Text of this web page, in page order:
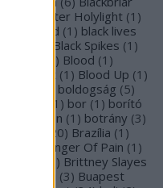
Blackwater Holylight (1 )
Black Gold (1 ) black lives
Black Spikes (1 )
) Blood (1 )
Blood Blast (1 ) Blood Up (1 )
boldogság (5)
1 ) bor (1 ) borító
Bosorkun (1 ) botrány (3)
20) Brazília (1 )
Bringer Of Pain (1 )
) Brittney Slayes
(3) Buapest